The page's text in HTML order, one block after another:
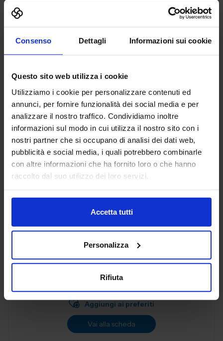
Consenso Dettagli Informazioni sui cookie
Questo sito web utilizza i cookie
Utilizziamo i cookie per personalizzare contenuti ed
annunci, per fornire funzionalità dei social media e per
analizzare il nostro traffico. Condividiamo inoltre
informazioni sul modo in cui utilizza il nostro sito con i
nostri partner che si occupano di analisi dei dati web,
pubblicità e social media, i quali potrebbero combinarle
con altre informazioni che ha fornito loro o che hanno
raccolto dal suo utilizzo dei loro servizi.
Accetta tutti
Personalizza
Rifiuta
Vai alla scheda
AGENT321 SRL
SUBFORNITURA MECCANICA
Padiglione:Pad. 26Stand:C99
Aggiungi ai preferiti
Vai alla scheda
AL.EA. SRL
SUBFORNITURA MECCANICA
Dal 2005, AL. EA è un punto di riferimento nell'industria
progettati per soddisfare le esigenze delle aziende
Aggiungi ai preferiti
Vai alla scheda